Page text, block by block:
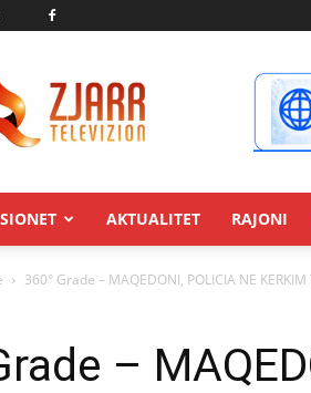
AKTUALITET RAJONI
360° Grade – MAQEDONI, POLICIA NE KERKIM
–